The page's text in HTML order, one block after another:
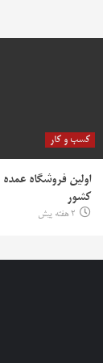
کسب و کار
اولین فروشگاه عمده
کشور
2 هفته پیش